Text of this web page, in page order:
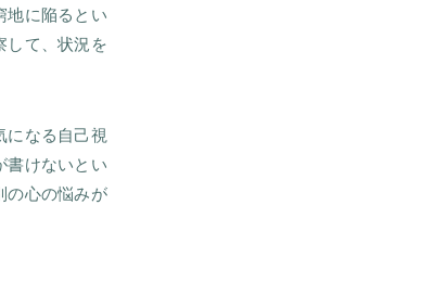
地に陥るとい
して、状況を
になる自己視
書けないとい
の心の悩みが